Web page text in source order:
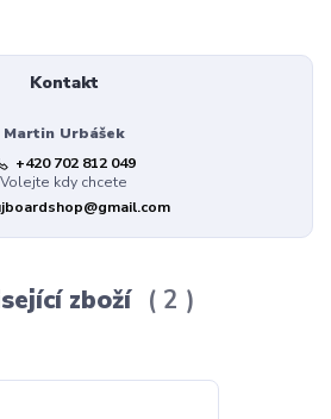
Kontakt
Martin Urbášek
+420 702 812 049
Volejte kdy chcete
zboží 2